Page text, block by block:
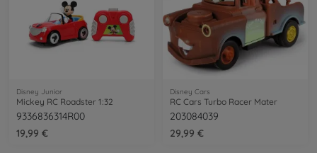
Disney Junior
Mickey RC Roadster 1:32
9336836314R00
19,99 €
Disney Cars
RC Cars Turbo Racer Mater
203084039
29,99 €